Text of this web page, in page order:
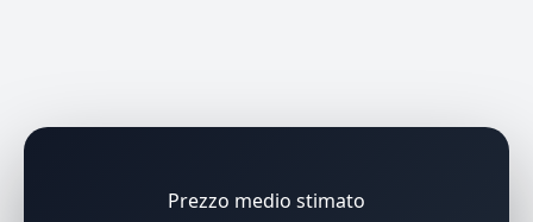
Prezzo medio stimato